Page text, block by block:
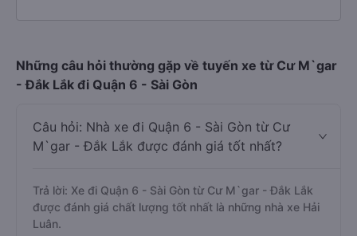
Những câu hỏi thường gặp về tuyến xe từ Cư M`gar
- Đắk Lắk đi Quận 6 - Sài Gòn
Câu hỏi: Nhà xe đi Quận 6 - Sài Gòn từ Cư
M`gar - Đắk Lắk được đánh giá tốt nhất?
Trả lời: Xe đi Quận 6 - Sài Gòn từ Cư M`gar - Đắk Lắk
được đánh giá chất lượng tốt nhất là những nhà xe Hải
Luân.